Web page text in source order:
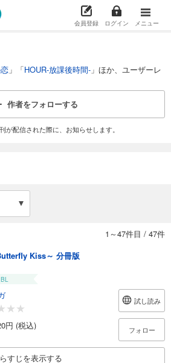
会員登録 ログイン メニュー
」「HOUR-放課後時間- 」ほか、ユーザーレ
作者をフォローする
が配信された際に、お知らせします。
1～47件目 / 47件
Kiss～ 分冊版
BL
円 (税込)
試し読み
フォロー
すじを表示する